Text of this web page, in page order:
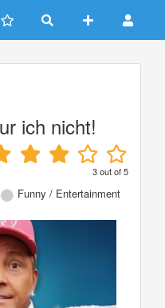
ich nicht!
3out of5
Funny / Entertainment